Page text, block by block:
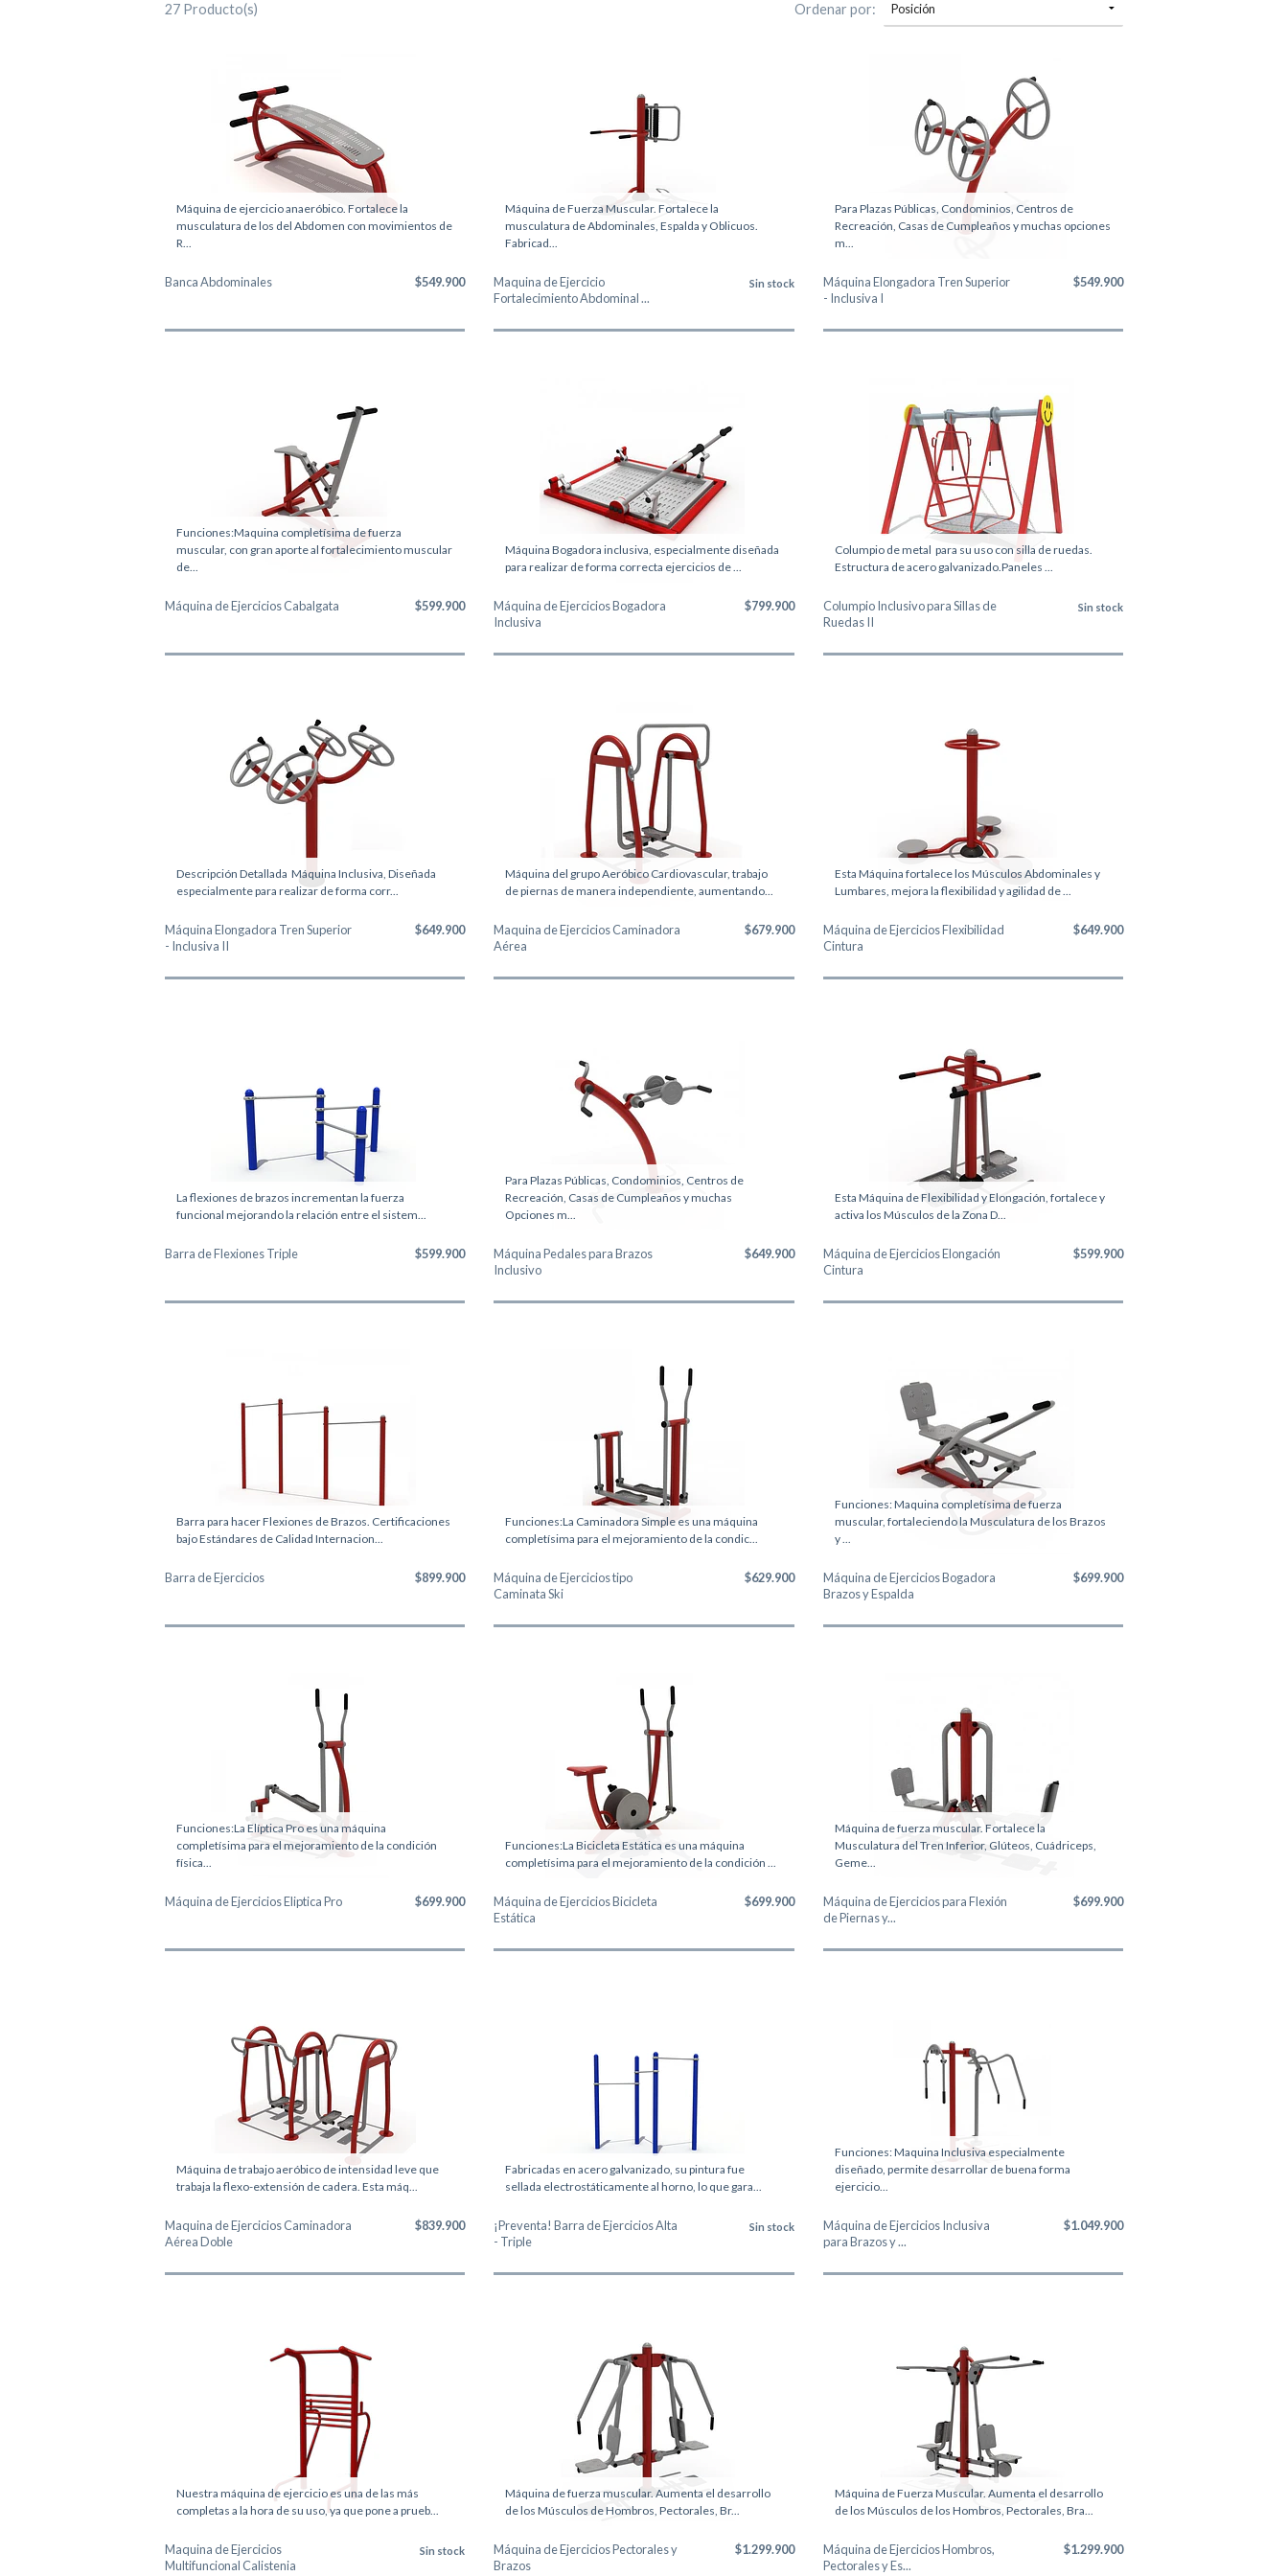
27 Producto(s) Ordenar por:
Máquina de ejercicio anaeróbico. Fortalece la
musculatura de los del Abdomen con movimientos de
R...
Banca Abdominales $549.900
Máquina de Fuerza Muscular. Fortalece la
musculatura de Abdominales, Espalda y Oblicuos.
Fabricad...
Maquina de Ejercicio
Fortalecimiento Abdominal ...
Sin stock
Para Plazas Públicas, Condominios, Centros de
Recreación, Casas de Cumpleaños y muchas opciones
m...
Máquina Elongadora Tren Superior
- Inclusiva I
$549.900
Funciones:Maquina completísima de fuerza
muscular, con gran aporte al fortalecimiento muscular
de...
Máquina de Ejercicios Cabalgata $599.900
Máquina Bogadora inclusiva, especialmente diseñada
para realizar de forma correcta ejercicios de ...
Máquina de Ejercicios Bogadora
Inclusiva
$799.900
Columpio de metal para su uso con silla de ruedas.
Estructura de acero galvanizado.Paneles ...
Columpio Inclusivo para Sillas de
Ruedas II
Sin stock
Descripción Detallada Máquina Inclusiva, Diseñada
especialmente para realizar de forma corr...
Máquina Elongadora Tren Superior
- Inclusiva II
$649.900
Máquina del grupo Aeróbico Cardiovascular, trabajo
de piernas de manera independiente, aumentando...
Maquina de Ejercicios Caminadora
Aérea
$679.900
Esta Máquina fortalece los Músculos Abdominales y
Lumbares, mejora la flexibilidad y agilidad de ...
Máquina de Ejercicios Flexibilidad
Cintura
$649.900
La flexiones de brazos incrementan la fuerza
funcional mejorando la relación entre el sistem...
Barra de Flexiones Triple $599.900
Para Plazas Públicas, Condominios, Centros de
Recreación, Casas de Cumpleaños y muchas
Opciones m...
Máquina Pedales para Brazos
Inclusivo
$649.900
Esta Máquina de Flexibilidad y Elongación, fortalece y
activa los Músculos de la Zona D...
Máquina de Ejercicios Elongación
Cintura
$599.900
Barra para hacer Flexiones de Brazos. Certificaciones
bajo Estándares de Calidad Internacion...
Barra de Ejercicios $899.900
Funciones:La Caminadora Simple es una máquina
completísima para el mejoramiento de la condic...
Máquina de Ejercicios tipo
Caminata Ski
$629.900
Funciones: Maquina completísima de fuerza
muscular, fortaleciendo la Musculatura de los Brazos
y ...
Máquina de Ejercicios Bogadora
Brazos y Espalda
$699.900
Funciones:La Elíptica Pro es una máquina
completísima para el mejoramiento de la condición
física...
Máquina de Ejercicios Eliptica Pro $699.900
Funciones:La Bicicleta Estática es una máquina
completísima para el mejoramiento de la condición ...
Máquina de Ejercicios Bicicleta
Estática
$699.900
Máquina de fuerza muscular. Fortalece la
Musculatura del Tren Inferior, Glúteos, Cuádriceps,
Geme...
Máquina de Ejercicios para Flexión
de Piernas y...
$699.900
Máquina de trabajo aeróbico de intensidad leve que
trabaja la flexo-extensión de cadera. Esta máq...
Maquina de Ejercicios Caminadora
Aérea Doble
$839.900
Fabricadas en acero galvanizado, su pintura fue
sellada electrostáticamente al horno, lo que gara...
¡Preventa! Barra de Ejercicios Alta
- Triple
Sin stock
Funciones: Maquina Inclusiva especialmente
diseñado, permite desarrollar de buena forma
ejercicio...
Máquina de Ejercicios Inclusiva
para Brazos y ...
$1.049.900
Nuestra máquina de ejercicio es una de las más
completas a la hora de su uso, ya que pone a prueb...
Maquina de Ejercicios
Multifuncional Calistenia
Sin stock
Máquina de fuerza muscular. Aumenta el desarrollo
de los Músculos de Hombros, Pectorales, Br...
Máquina de Ejercicios Pectorales y
Brazos
$1.299.900
Máquina de Fuerza Muscular. Aumenta el desarrollo
de los Músculos de los Hombros, Pectorales, Bra...
Máquina de Ejercicios Hombros,
Pectorales y Es...
$1.299.900